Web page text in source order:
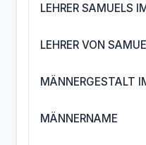
LEHRER SAMUELS
LEHRER VON
MÄNNERGESTALT
MÄNNERNAME